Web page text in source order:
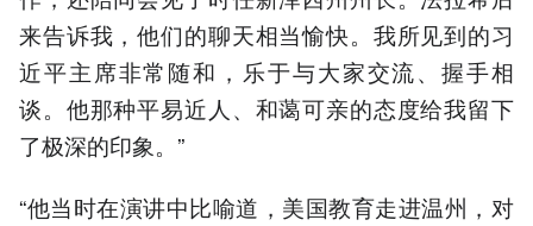
来告诉我，他们的聊天相当愉快。我所见到的习
近平主席非常随和，乐于与大家交流、握手相
谈。他那种平易近人、和蔼可亲的态度给我留下
了极深的印象。”
“他当时在演讲中比喻道，美国教育走进温州，对